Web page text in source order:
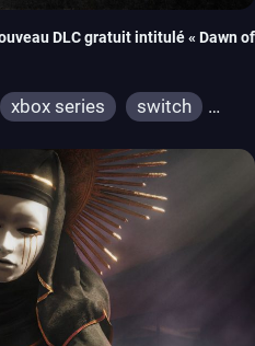
DLC gratuit intitulé « Dawn of
xbox series
switch